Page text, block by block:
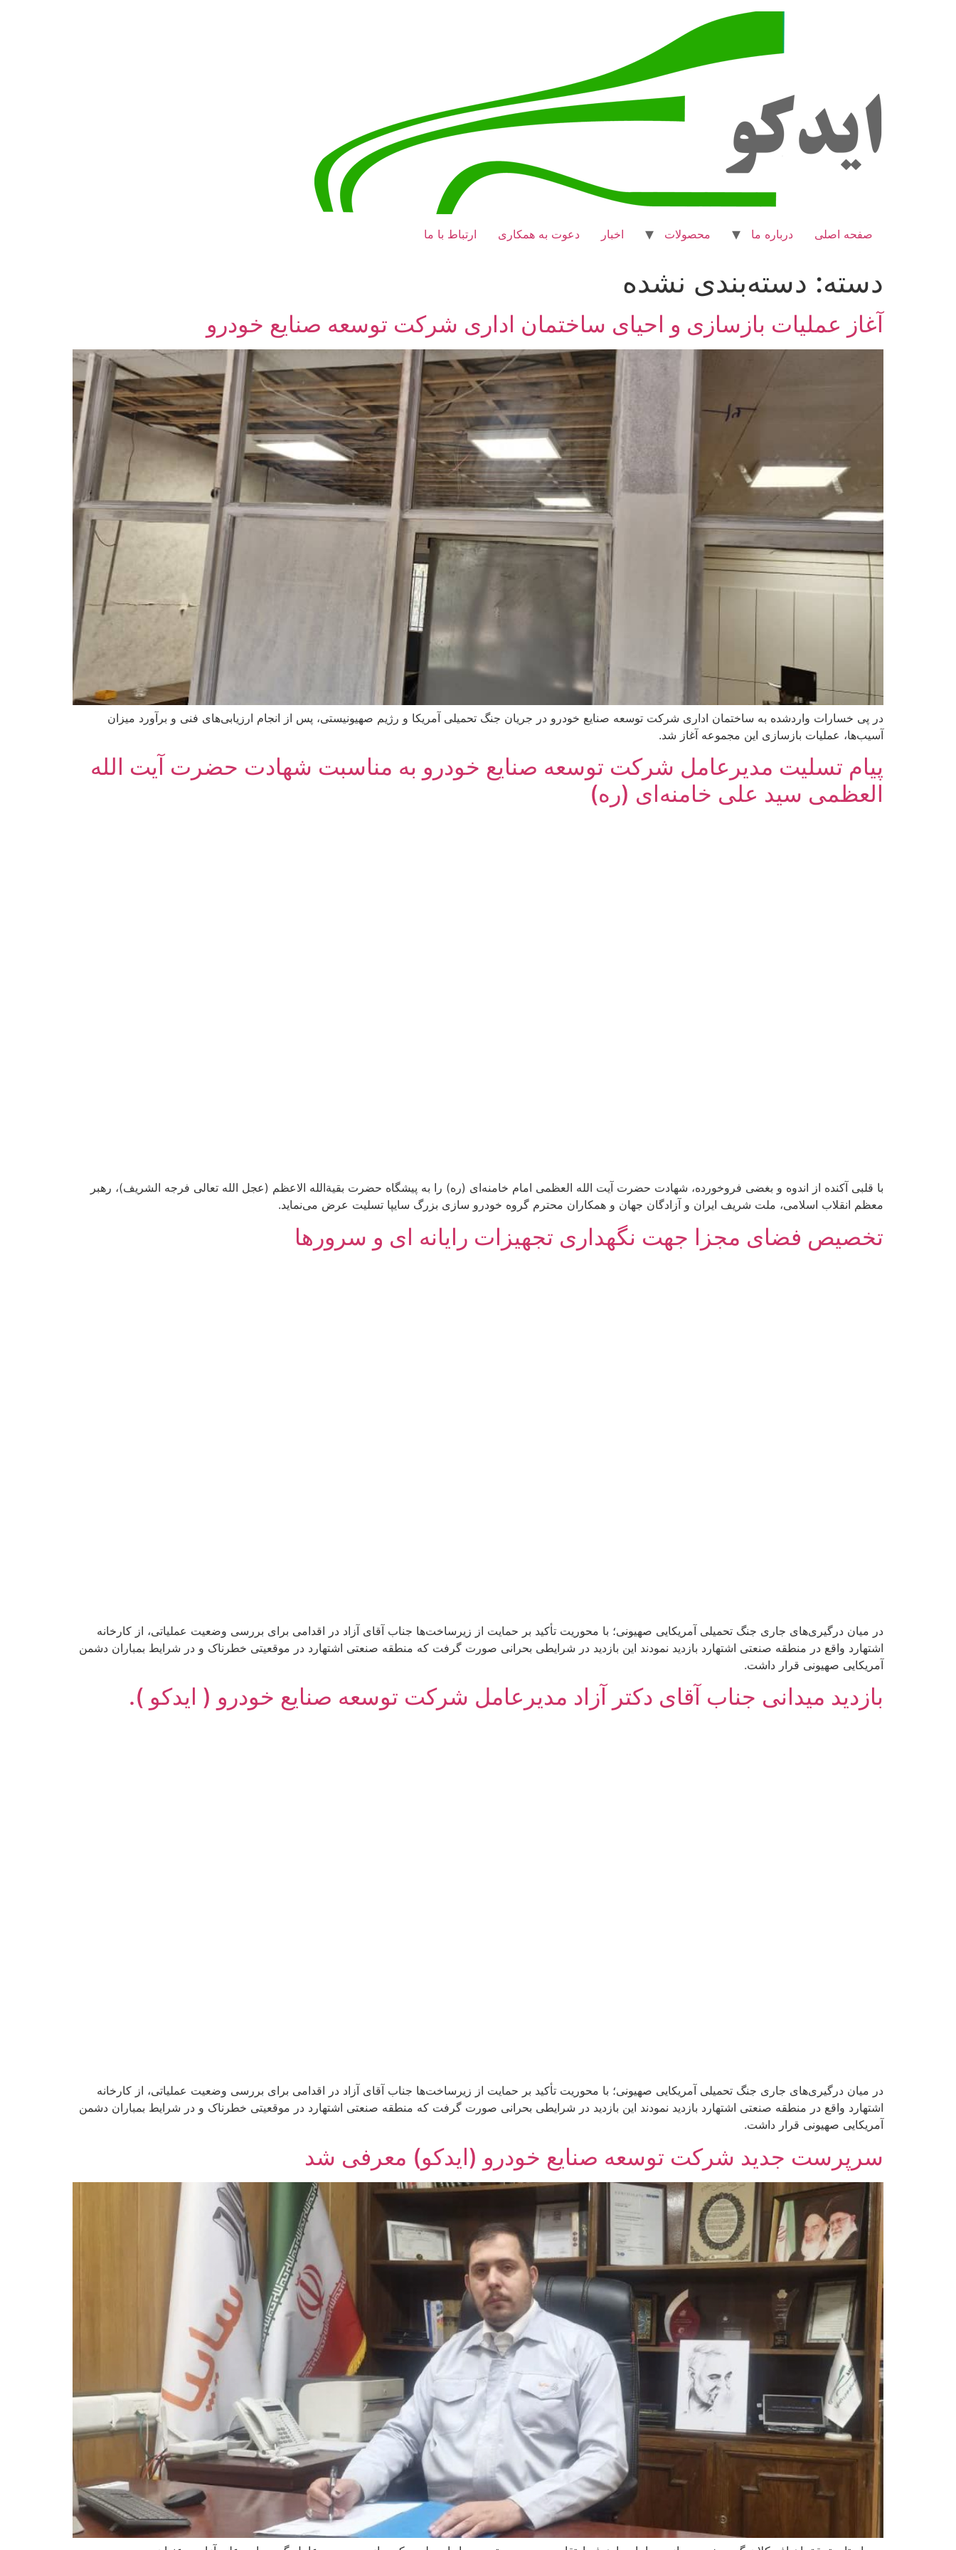
صفحه اصلی درباره ما محصولات اخبار دعوت به همکاری ارتباط با ما
دسته: دسته‌بندی نشده
آغاز عملیات بازسازی و احیای ساختمان اداری شرکت توسعه صنایع خودرو
در پی خسارات واردشده به ساختمان اداری شرکت توسعه صنایع خودرو در جریان جنگ تحمیلی آمریکا و رژیم صهیونیستی، پس از انجام ارزیابی‌های فنی و برآورد میزان
آسیب‌ها، عملیات بازسازی این مجموعه آغاز شد.
پیام تسلیت مدیرعامل شرکت توسعه صنایع خودرو به مناسبت شهادت حضرت آیت‌ الله
العظمی سید علی خامنه‌ای (ره)
با قلبی آکنده از اندوه و بغضی فروخورده، شهادت حضرت آیت‌ الله العظمی امام خامنه‌ای (ره) را به پیشگاه حضرت بقیة‌الله الاعظم (عجل الله تعالی فرجه الشریف)، رهبر
معظم انقلاب اسلامی، ملت شریف ایران و آزادگان جهان و همکاران محترم گروه خودرو سازی بزرگ سایپا تسلیت عرض می‌نماید.
تخصیص فضای مجزا جهت نگهداری تجهیزات رایانه ای و سرورها
در میان درگیری‌های جاری جنگ تحمیلی آمریکایی صهیونی؛ با محوریت تأکید بر حمایت از زیرساخت‌ها جناب آقای آزاد در اقدامی برای بررسی وضعیت عملیاتی، از کارخانه
اشتهارد واقع در منطقه صنعتی اشتهارد بازدید نمودند این بازدید در شرایطی بحرانی صورت گرفت که منطقه صنعتی اشتهارد در موقعیتی خطرناک و در شرایط بمباران دشمن
آمریکایی صهیونی قرار داشت.
بازدید میدانی جناب آقای دکتر آزاد مدیرعامل شرکت توسعه صنایع خودرو ( ایدکو ).
در میان درگیری‌های جاری جنگ تحمیلی آمریکایی صهیونی؛ با محوریت تأکید بر حمایت از زیرساخت‌ها جناب آقای آزاد در اقدامی برای بررسی وضعیت عملیاتی، از کارخانه
اشتهارد واقع در منطقه صنعتی اشتهارد بازدید نمودند این بازدید در شرایطی بحرانی صورت گرفت که منطقه صنعتی اشتهارد در موقعیتی خطرناک و در شرایط بمباران دشمن
آمریکایی صهیونی قرار داشت.
سرپرست جدید شرکت توسعه صنایع خودرو (ایدکو) معرفی شد